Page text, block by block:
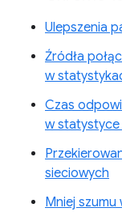
Ulepszenia
Źródła
w
Czas
w statystyce
sieciowych
Mniej szumu